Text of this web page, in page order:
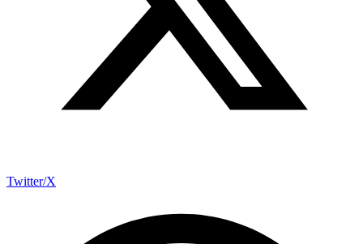
Twitter/X